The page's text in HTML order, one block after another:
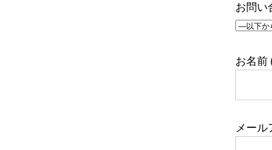
お問い
お名前
メール